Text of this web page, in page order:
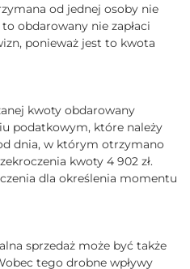
od jednej osoby nie
obdarowany nie zapłaci
ponieważ jest to kwota
kwoty obdarowany
podatkowym, które należy
dnia, w którym otrzymano
kwoty 4 902 zł.
dla określenia momentu
sprzedaż może być także
tego drobne wpływy